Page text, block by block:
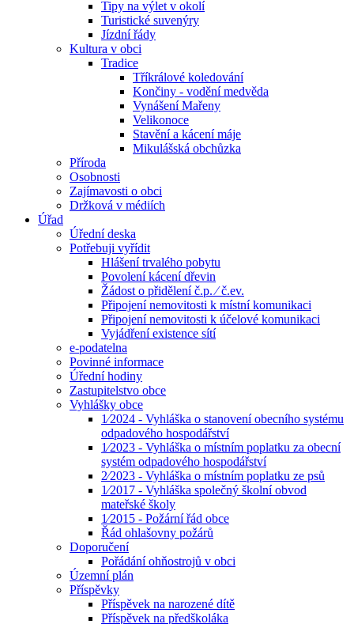
Tipy na výlet v okolí
Turistické suvenýry
Jízdní řády
Kultura v obci
Tradice
Tříkrálové koledování
Končiny - vodění medvěda
Vynášení Mařeny
Velikonoce
Stavění a kácení máje
Mikulášská obchůzka
Příroda
Osobnosti
Zajímavosti o obci
Držková v médiích
Úřad
Úřední deska
Potřebuji vyřídit
Hlášení trvalého pobytu
Povolení kácení dřevin
Žádost o přidělení č.p. ⁄ č.ev.
Připojení nemovitosti k místní komunikaci
Připojení nemovitosti k účelové komunikaci
Vyjádření existence sítí
e-podatelna
Povinné informace
Úřední hodiny
Zastupitelstvo obce
Vyhlášky obce
1⁄2024 - Vyhláška o stanovení obecního systému
odpadového hospodářství
1⁄2023 - Vyhláška o místním poplatku za obecní
systém odpadového hospodářství
2⁄2023 - Vyhláška o místním poplatku ze psů
1⁄2017 - Vyhláška společný školní obvod
mateřské školy
1⁄2015 - Požární řád obce
Řád ohlašovny požárů
Doporučení
Pořádání ohňostrojů v obci
Územní plán
Příspěvky
Příspěvek na narozené dítě
Příspěvek na předškoláka